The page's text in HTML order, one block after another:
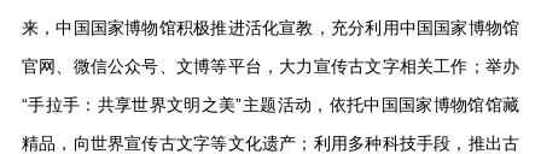
来，中国国家博物馆积极推进活化宣教，充分利用中国国家博物馆
官网、微信公众号、文博等平台，大力宣传古文字相关工作；举办
“手拉手：共享世界文明之美”主题活动，依托中国国家博物馆馆藏
精品，向世界宣传古文字等文化遗产；利用多种科技手段，推出古